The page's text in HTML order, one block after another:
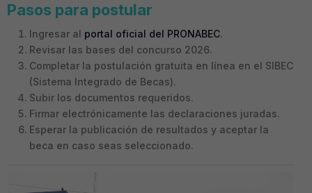
Pasos para postular
Ingresar al portal oficial del PRONABEC.
Revisar las bases del concurso 2026.
Completar la postulación gratuita en línea en el SIBEC
(Sistema Integrado de Becas).
Subir los documentos requeridos.
Firmar electrónicamente las declaraciones juradas.
Esperar la publicación de resultados y aceptar la
beca en caso seas seleccionado.